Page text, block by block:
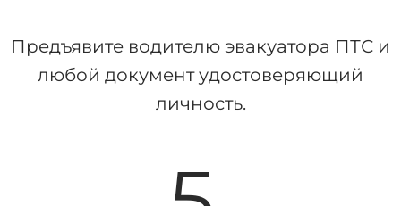
Предъявите водителю эвакуатора ПТС и
любой документ удостоверяющий
личность.